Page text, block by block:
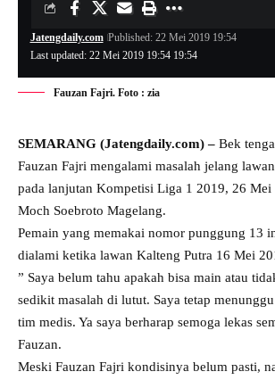
Last updated: 22 Mei 2019 19:54 19:54
Jatengdaily.com Published: 22 Mei 2019 19:54
Fauzan Fajri. Foto : zia
SEMARANG (Jatengdaily.com) – Bek
Fauzan Fajri mengalami masalah jelang
pada lanjutan Kompetisi Liga 1 2019, 26 Mei
Moch Soebroto Magelang.
Pemain yang memakai nomor punggung 13
dialami ketika lawan Kalteng Putra 16 Mei
” Saya belum tahu apakah bisa main atau
sedikit masalah di lutut. Saya tetap
tim medis. Ya saya berharap semoga lekas
Fauzan.
Meski Fauzan Fajri kondisinya belum pasti,